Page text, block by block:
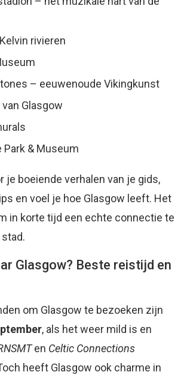
rivieren
– eeuwenoude Vikingkunst
Glasgow
Park & Museum
je boeiende verhalen van je gids,
en voel je hoe Glasgow leeft. Het
in korte tijd een echte connectie te
Glasgow? Beste reistijd en
om Glasgow te bezoeken zijn
, als het weer mild is en
en Celtic Connections
heeft Glasgow ook charme in